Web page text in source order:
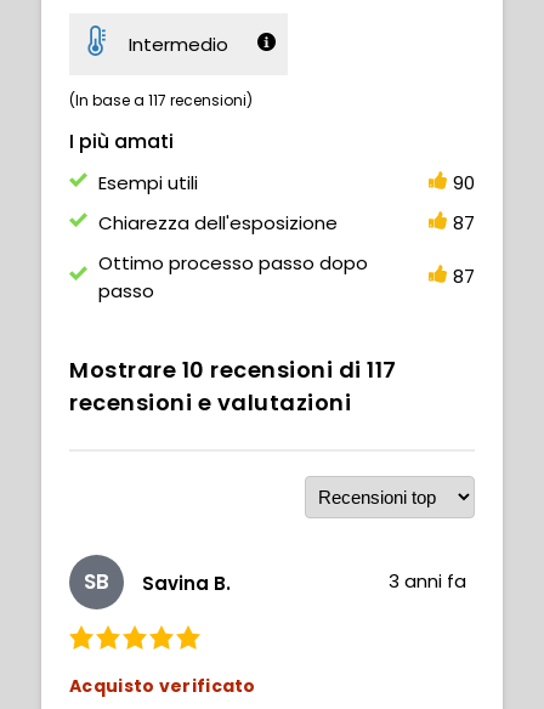
Intermedio
(In base a 117 recensioni)
I più amati
Esempi utili
90
Chiarezza dell'esposizione
87
Ottimo processo passo dopo
passo
87
Mostrare 10 recensioni di 117
recensioni e valutazioni
SB Savina B. 3 anni fa
Acquisto verificato